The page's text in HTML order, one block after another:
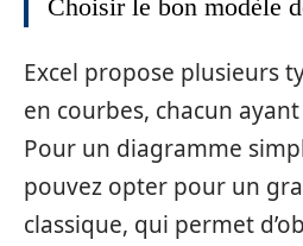
Choisir le bon modèle
Excel propose plusieurs
en courbes, chacun
Pour un diagramme
pouvez opter pour un
classique, qui permet